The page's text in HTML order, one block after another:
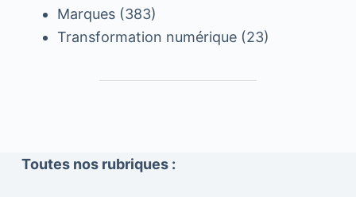
Marques(383)
Transformation numérique(23)
Toutes nos rubriques :